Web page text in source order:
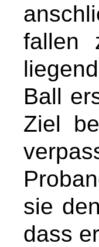
fallen
Ball
Ziel
sie
dass